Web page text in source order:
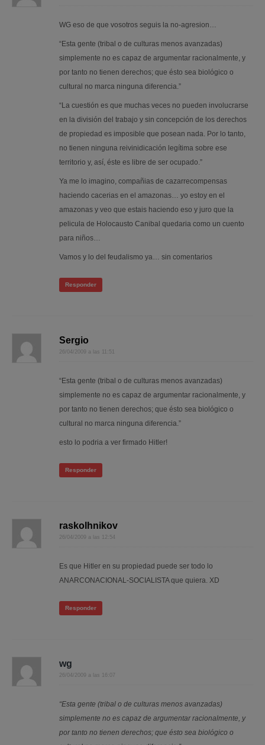
WG eso de que vosotros seguis la no-agresion…
“Esta gente (tribal o de culturas menos avanzadas)
simplemente no es capaz de argumentar racionalmente, y
por tanto no tienen derechos; que ésto sea biológico o
cultural no marca ninguna diferencia.”
“La cuestión es que muchas veces no pueden involucrarse
en la división del trabajo y sin concepción de los derechos
de propiedad es imposible que posean nada. Por lo tanto,
no tienen ninguna reivinidicación legítima sobre ese
territorio y, así, éste es libre de ser ocupado.”
Ya me lo imagino, compañias de cazarrecompensas
haciendo cacerias en el amazonas… yo estoy en el
amazonas y veo que estais haciendo eso y juro que la
pelicula de Holocausto Canibal quedaria como un cuento
para niños…
Vamos y lo del feudalismo ya… sin comentarios
Responder
Sergio
26/04/2009 a las 11:51
“Esta gente (tribal o de culturas menos avanzadas)
simplemente no es capaz de argumentar racionalmente, y
por tanto no tienen derechos; que ésto sea biológico o
cultural no marca ninguna diferencia.”
esto lo podria a ver firmado Hitler!
Responder
raskolhnikov
26/04/2009 a las 12:54
Es que Hitler en su propiedad puede ser todo lo
ANARCONACIONAL-SOCIALISTA que quiera. XD
Responder
wg
26/04/2009 a las 16:07
“Esta gente (tribal o de culturas menos avanzadas)
simplemente no es capaz de argumentar racionalmente, y
por tanto no tienen derechos; que ésto sea biológico o